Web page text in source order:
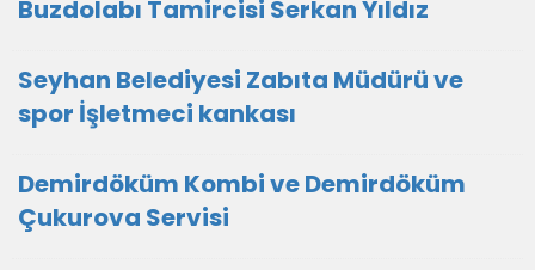
Buzdolabı Tamircisi Serkan Yıldız
Seyhan Belediyesi Zabıta Müdürü ve
spor İşletmeci kankası
Demirdöküm Kombi ve Demirdöküm
Çukurova Servisi